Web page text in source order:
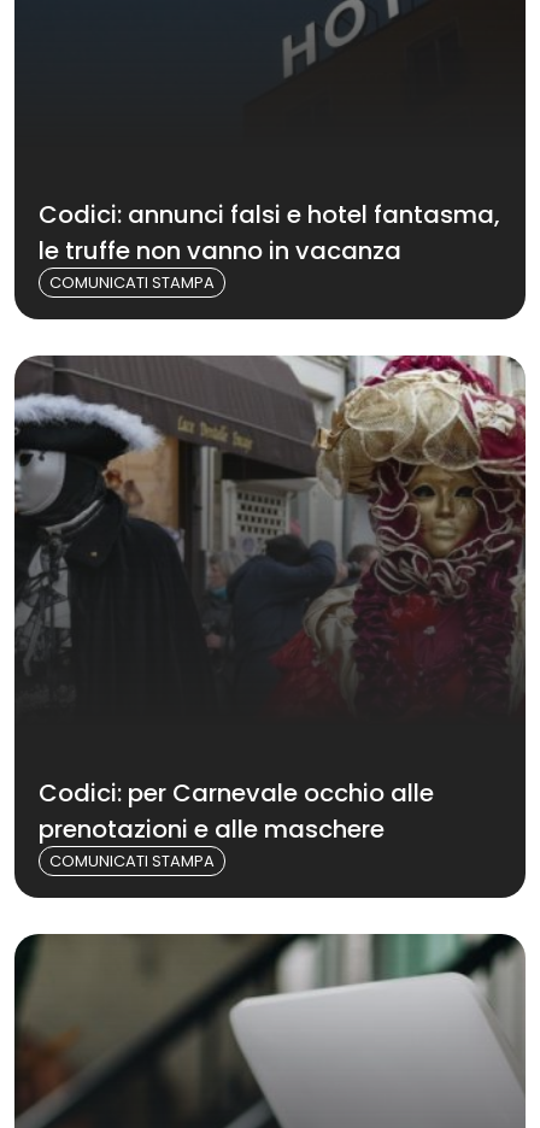
Codici: annunci falsi e hotel fantasma,
le truffe non vanno in vacanza
COMUNICATI STAMPA
Codici: per Carnevale occhio alle
prenotazioni e alle maschere
COMUNICATI STAMPA